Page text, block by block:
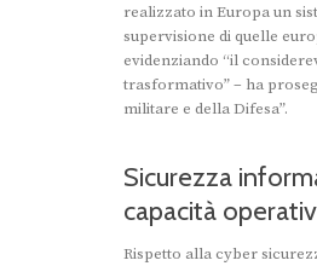
realizzato in Europa un
supervisione di quelle
evidenziando “il
trasformativo” – ha
militare e della Difesa”.
Sicurezza
capacità
Rispetto alla cyber